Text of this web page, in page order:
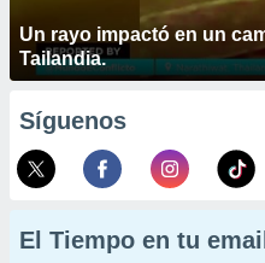
Un rayo impactó en un
Tailandia.
Síguenos
El Tiempo en tu email